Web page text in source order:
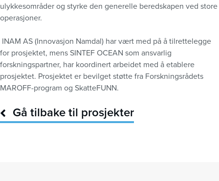
ulykkesområder og styrke den generelle beredskapen ved store
operasjoner.
INAM AS (Innovasjon Namdal) har vært med på å tilrettelegge
for prosjektet, mens SINTEF OCEAN som ansvarlig
forskningspartner, har koordinert arbeidet med å etablere
prosjektet. Prosjektet er bevilget støtte fra Forskningsrådets
MAROFF-program og SkatteFUNN.
Gå tilbake til prosjekter